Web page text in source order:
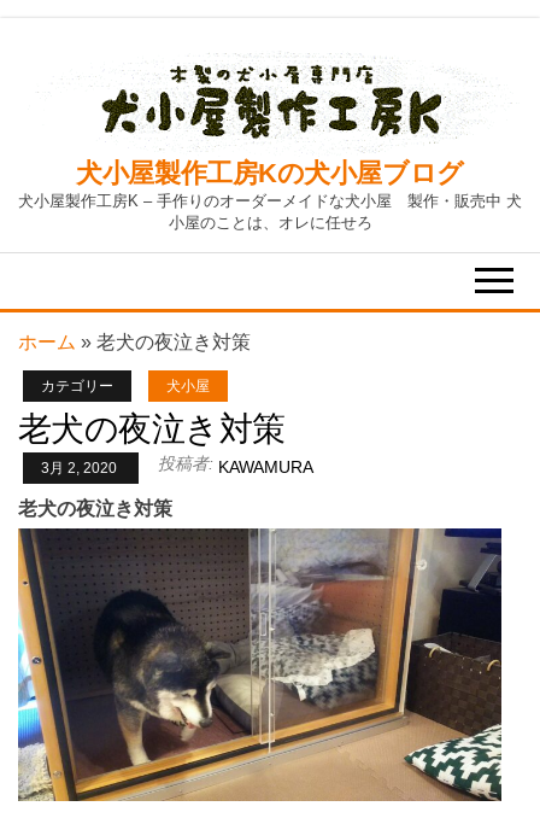
content
犬小屋製作工房Kの犬小屋ブログ
犬小屋製作工房K – 手作りのオーダーメイドな犬小屋 製作・販売中 犬
小屋のことは、オレに任せろ
ホーム » 老犬の夜泣き対策
カテゴリー 犬小屋
老犬の夜泣き対策
3月 2, 2020 投稿者: KAWAMURA
老犬の夜泣き対策